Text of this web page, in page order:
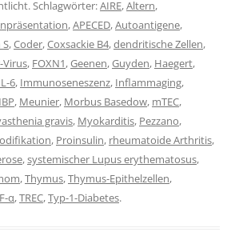
Schlagwörter:AIRE,Altern,
,APECED,Autoantigene,
,Coder,Coxsackie B4,dendritische Zellen,
Virus, FOXN1,Geenen,Guyden, Haegert,
6, Immunoseneszenz, Inflammaging,
, Meunier, Morbus Basedow, mTEC,
gravis, Myokarditis, Pezzano,
, Proinsulin, rheumatoide Arthritis,
,systemischer Lupus erythematosus,
,Thymus,Thymus-Epithelzellen,
α,TREC,Typ-1-Diabetes.